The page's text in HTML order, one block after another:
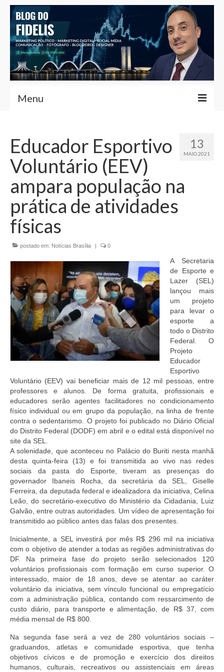
Menu
Fernando Fidelis
Café com Fidelis
Notícias Brasília
Contato
Currículo
13
MAIO 2021
Educador Esportivo
Voluntário (EEV)
ampara população na
prática de atividades
físicas
postado em: Notícias Brasília | 0
A Secretaria
de Esporte e
Lazer (SEL)
lançou mais
um projeto
para levar o
esporte a
todo o Distrito
Federal. O
Projeto
Educador
Esportivo
Voluntário (EEV) vai beneficiar mais de 12 mil pessoas, entre
professores e alunos. De forma gratuita, profissionais e
educadores serão agentes facilitadores no condicionamento
físico individual ou em grupo da população, na linha de frente
contra o sedentarismo. O projeto foi publicado no Diário Oficial
do Distrito Federal (DODF) em abril e o edital está disponível no
site da SEL.
A solenidade, que aconteceu no Palácio do Buriti nesta manhã
desta quinta-feira (13) e foi transmitida ao vivo nas redes
sociais da pasta do Esporte, tiveram as presenças do
governador Ibaneis Rocha, da secretária da SEL, Giselle
Ferreira, da deputada federal e idealizadora da iniciativa, Celina
Leão, do secretário-executivo do Ministério da Cidadania, Luiz
Galvão, entre outras autoridades. Um vídeo de apresentação foi
transmitido ao público antes das falas dos presentes.
Inicialmente, a SEL investirá por mês R$ 296 mil na iniciativa
com o objetivo de atender a todas as regiões administrativas do
DF. Na primeira fase do projeto serão selecionados 120
voluntários profissionais com formação em curso superior. O
interessado, maior de 18 anos, deve se atentar ao caráter
voluntário da iniciativa, sem vínculo funcional ou empregatício
com a administração pública, contando com ressarcimento de
custo diário, para transporte e alimentação, de R$ 37, com
média mensal de R$ 800.
Na segunda fase será a vez de 280 voluntários sociais –
graduandos, atletas e comunidade esportiva, que tenha
objetivos cívicos e de promoção e exercício dos direitos
humanos, culturais, recreativos ou assistenciais em áreas